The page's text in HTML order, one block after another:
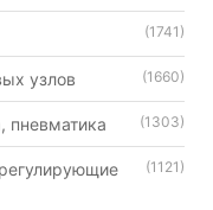
(1741)
узлов (1660)
пневматика (1303)
(1121)